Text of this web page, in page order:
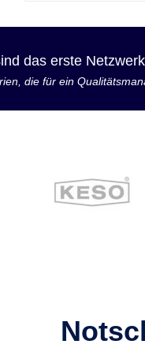
das erste
die für ein